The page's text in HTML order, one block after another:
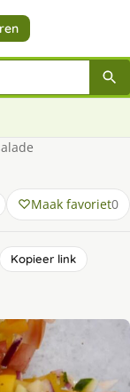
Maak favoriet0
Kopieer link